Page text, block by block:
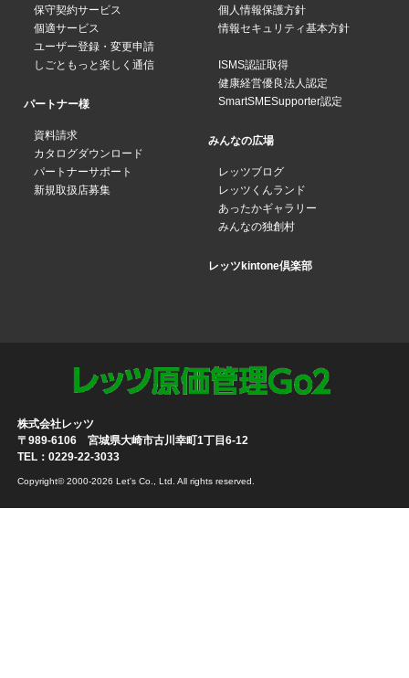
保守契約サービス
個適サービス
ユーザー登録・変更申請
しごともっと楽しく通信
パートナー様
資料請求
カタログダウンロード
パートナーサポート
新規取扱店募集
個人情報保護方針
情報セキュリティ基本方針
ISMS認証取得
健康経営優良法人認定
SmartSMESupporter認定
みんなの広場
レッツブログ
レッツくんランド
あったかギャラリー
みんなの独創村
レッツkintone倶楽部
株式会社レッツ
〒989-6106 宮城県大崎市古川幸町1丁目6-12
TEL：0229-22-3033
Copyright© 2000-2026 Let's Co., Ltd. All rights reserved.